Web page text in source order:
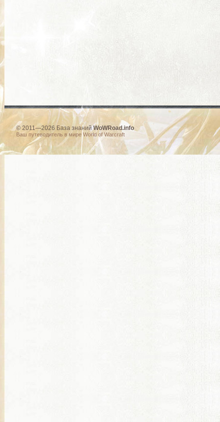
© 2011—2026 База знанийWoWRoad.info
Ваш путеводитель в мире World of Warcraft